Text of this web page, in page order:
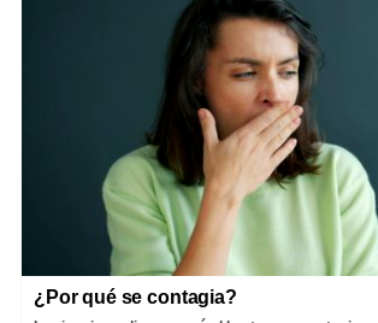
¿Por qué se contagia?